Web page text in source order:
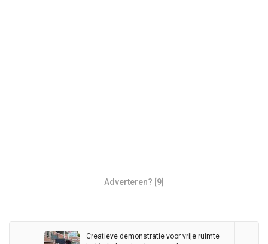
Adverteren? [9]
Creatieve demonstratie voor vrije ruimte